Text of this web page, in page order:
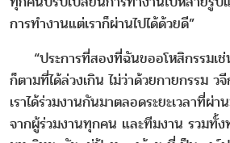
การทำงานแต่เราก็ผ่านไปได้ด้วยดี”
“ประการที่สองที่ฉันขออโหสิกรรมเช่
ก็ตามที่ได้ล่วงเกิน ไม่ว่าด้วยกายกรรม ว
เราได้ร่วมงานกันมาตลอดระยะเวลาที่ผ่
จากผู้ร่วมงานทุกคน และทีมงาน รวมทั้